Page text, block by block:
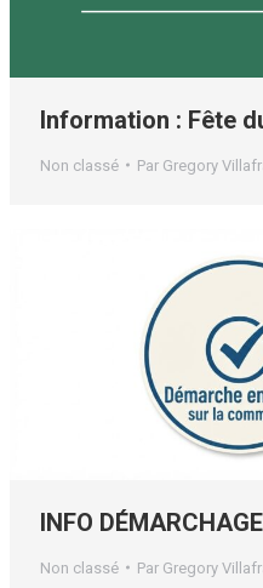
Information : Fête
Non classé Par Gregory
INFO
Non classé Par Gregory